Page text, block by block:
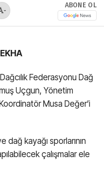
-
ABONE OL
Federasyonu Dağ
Uçgun, Yönetim
Musa Değer’i
dağ kayağı sporlarının
çalışmalar ele